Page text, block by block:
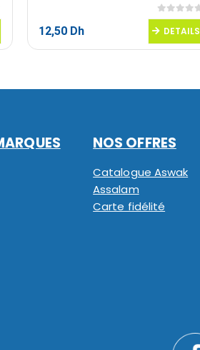
0sur 5
12,50 Dh DETAILS
NOS OFFRES
Catalogue Aswak
Assalam
Carte fidélité